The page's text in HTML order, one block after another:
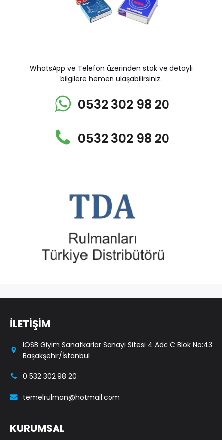
WhatsApp ve Telefon üzerinden stok ve detaylı
bilgilere hemen ulaşabilirsiniz.
0532 302 98 20
0532 302 98 20
İLETİŞİM
IOSB Giyim Sanatkarlar Sanayi Sitesi 4 Ada C Blok No:43
Başakşehir/İstanbul
0 532 302 98 20
temelrulman@hotmail.com
KURUMSAL